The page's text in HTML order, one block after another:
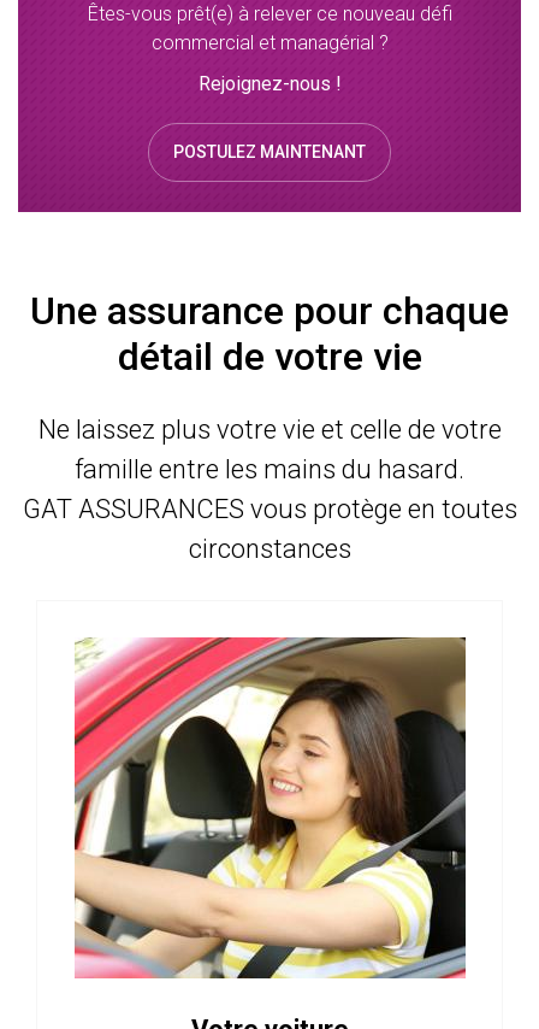
Êtes-vous prêt(e) à relever ce nouveau défi
commercial et managérial ?
Rejoignez-nous !
POSTULEZ MAINTENANT
Une assurance pour chaque
détail de votre vie
Ne laissez plus votre vie et celle de votre
famille entre les mains du hasard.
GAT ASSURANCES vous protège en toutes
circonstances